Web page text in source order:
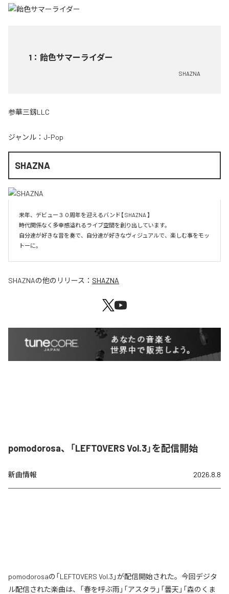
1 ： 飴色サマーライダー
SHAZNA
参華三釼LLC
ジャンル： J-Pop
SHAZNA
来年、デビュー３０周年を迎えるバンド【 SHAZNA 】
時代関係なく多幸感溢れるライブ空間を創り出しています。
自分達が好きな音を奏で、自分達が好きなヴィジュアルで、楽しむ事をモッ
SHAZNAの他のリリース： SHAZNA
pomodorosa、「LEFTOVERS Vol.3」を配信開始
新曲情報 2026.8.8
pomodorosaの「LEFTOVERS Vol.3」が配信開始された。今回デジタ
ル配信された楽曲は、「春を呼ぶ雨」「アスタラ」「曇天」「森のくま